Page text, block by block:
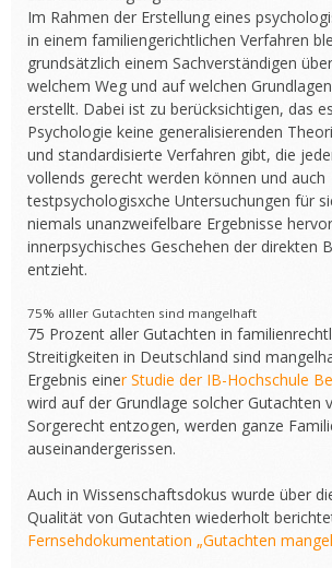
Im Rahmen der Erstellung eines
in einem familiengerichtlichen Verfahren
grundsätzlich einem Sachverständigen
welchem Weg und auf welchen
erstellt. Dabei ist zu berücksichtigen, das
Psychologie keine generalisierenden
und standardisierte Verfahren gibt, die
vollends gerecht werden können und auch
testpsychologisxche Untersuchungen für
niemals unanzweifelbare Ergebnisse
innerpsychisches Geschehen der direkten
entzieht.
75% alller Gutachten sind mangelhaft
75 Prozent aller Gutachten in
Streitigkeiten in Deutschland sind
Ergebnis einer Studie der IB-Hochschule
wird auf der Grundlage solcher Gutachten
Sorgerecht entzogen, werden ganze
auseinandergerissen.
Auch in Wissenschaftsdokus wurde über
Qualität von Gutachten wiederholt
Fernsehdokumentation „Gutachten